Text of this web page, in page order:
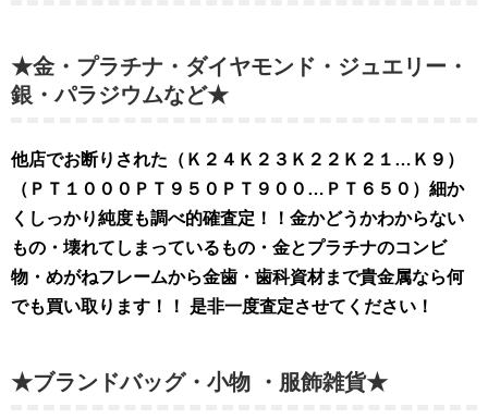
★金・プラチナ・ダイヤモンド・ジュエリー・
銀・パラジウムなど★
他店でお断りされた（Ｋ２４Ｋ２３Ｋ２２Ｋ２１…Ｋ９）
（ＰＴ１０００ＰＴ９５０ＰＴ９００…ＰＴ６５０）細か
くしっかり純度も調べ的確査定！！金かどうかわからない
もの・壊れてしまっているもの・金とプラチナのコンビ
物・めがねフレームから金歯・歯科資材まで貴金属なら何
でも買い取ります！！ 是非一度査定させてください！
★ブランドバッグ・小物 ・服飾雑貨★